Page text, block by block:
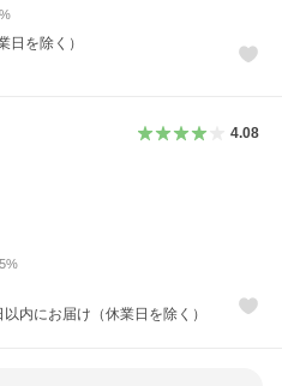
%
日を除く）
4.08
5%
内にお届け（休業日を除く）